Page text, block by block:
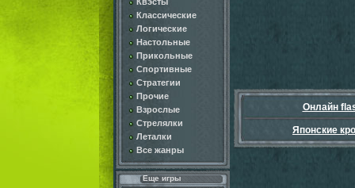
Классические
Логические
Настольные
Прикольные
Спортивные
Стратегии
Прочие
Взрослые
Стрелялки
Леталки
Все жанры
Еще игры
Онлайн
Японские